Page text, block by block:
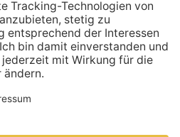
Luxemburg, Luxemburg. Dock
de Surveillance du
als E-Geld-Institut
ist ein eingetragenes
S.A. Die VIABUY Prepaid
Dock Financial S.A. (vormals:
Mastercard® und das